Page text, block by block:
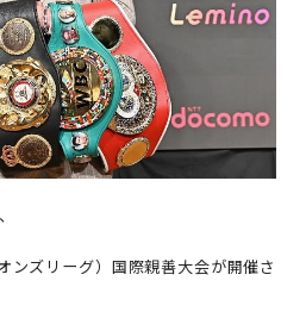
ンズリーグ）国際親善大会が開催さ